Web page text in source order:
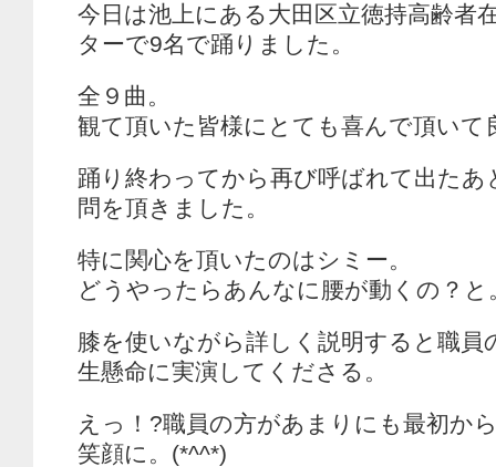
今日は池上にある大田区立徳持高齢者
ターで9名で踊りました。
全９曲。
観て頂いた皆様にとても喜んで頂いて
踊り終わってから再び呼ばれて出たあ
問を頂きました。
特に関心を頂いたのはシミー。
どうやったらあんなに腰が動くの？と
膝を使いながら詳しく説明すると職員
生懸命に実演してくださる。
えっ！?職員の方があまりにも最初か
笑顔に。(*^^*)